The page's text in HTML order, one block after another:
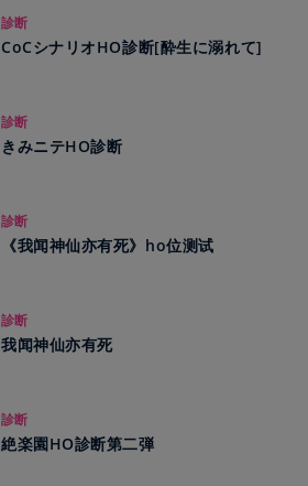
診断
CoCシナリオHO診断[酔生に溺れて]
診断
きみニテHO診断
診断
《我闻神仙亦有死》ho位测试
診断
我闻神仙亦有死
診断
絶楽園HO診断第二弾